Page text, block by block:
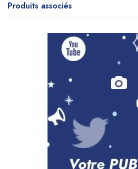
Produits associés